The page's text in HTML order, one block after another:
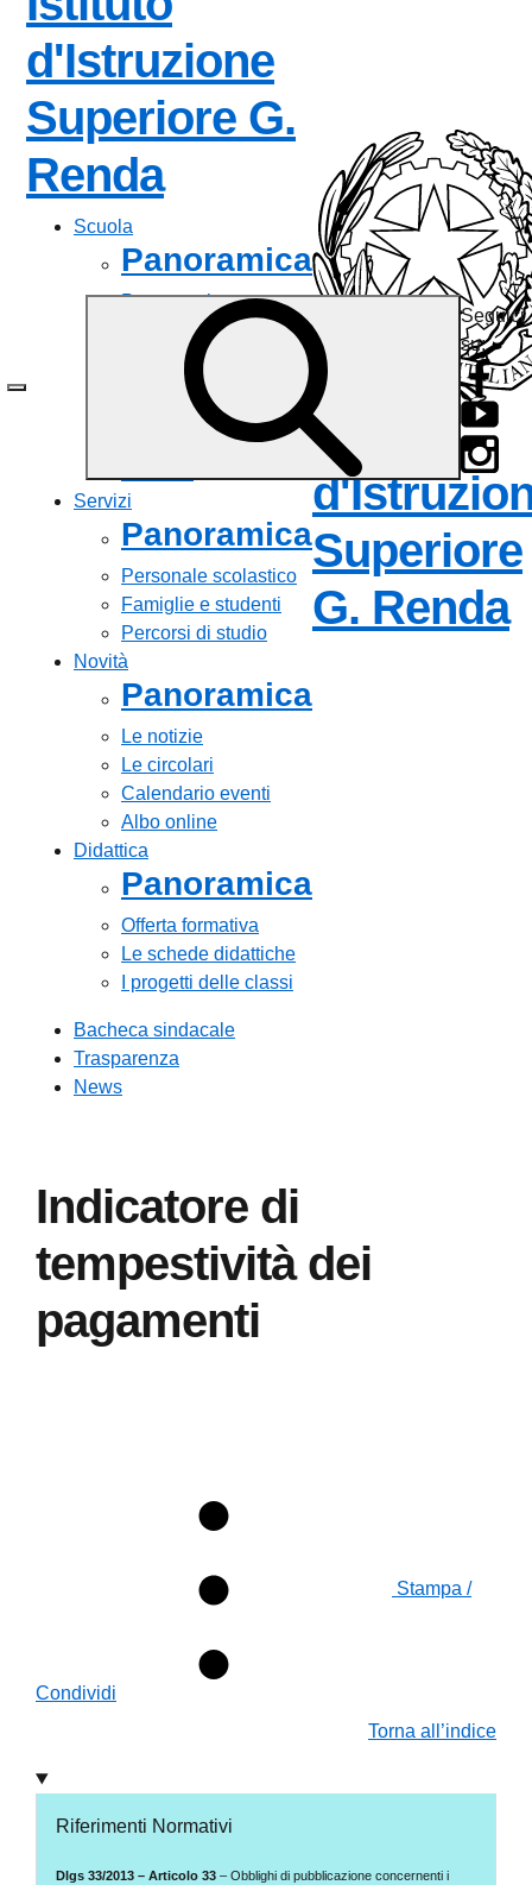
d'Istruzione
Superiore G.
Renda— Visita la
Scuola
Panoramica
Presentazione
Le persone
I numeri della scuola
Le carte della scuola
Organizzazione
Servizi
Panoramica
Personale scolastico
Famiglie e studenti
Percorsi di studio
Novità
Panoramica
Le notizie
Le circolari
Calendario eventi
Albo online
Didattica
Panoramica
Offerta formativa
Le schede didattiche
I progetti delle classi
Bacheca sindacale
Trasparenza
News
Istituto
Superiore
G. Renda
Seguici
su:
Indicatore di
tempestività dei
pagamenti
Stampa /
Condividi
Torna all’indice
Riferimenti Normativi
Dlgs 33/2013 – Articolo 33 – Obblighi di pubblicazione concernenti i